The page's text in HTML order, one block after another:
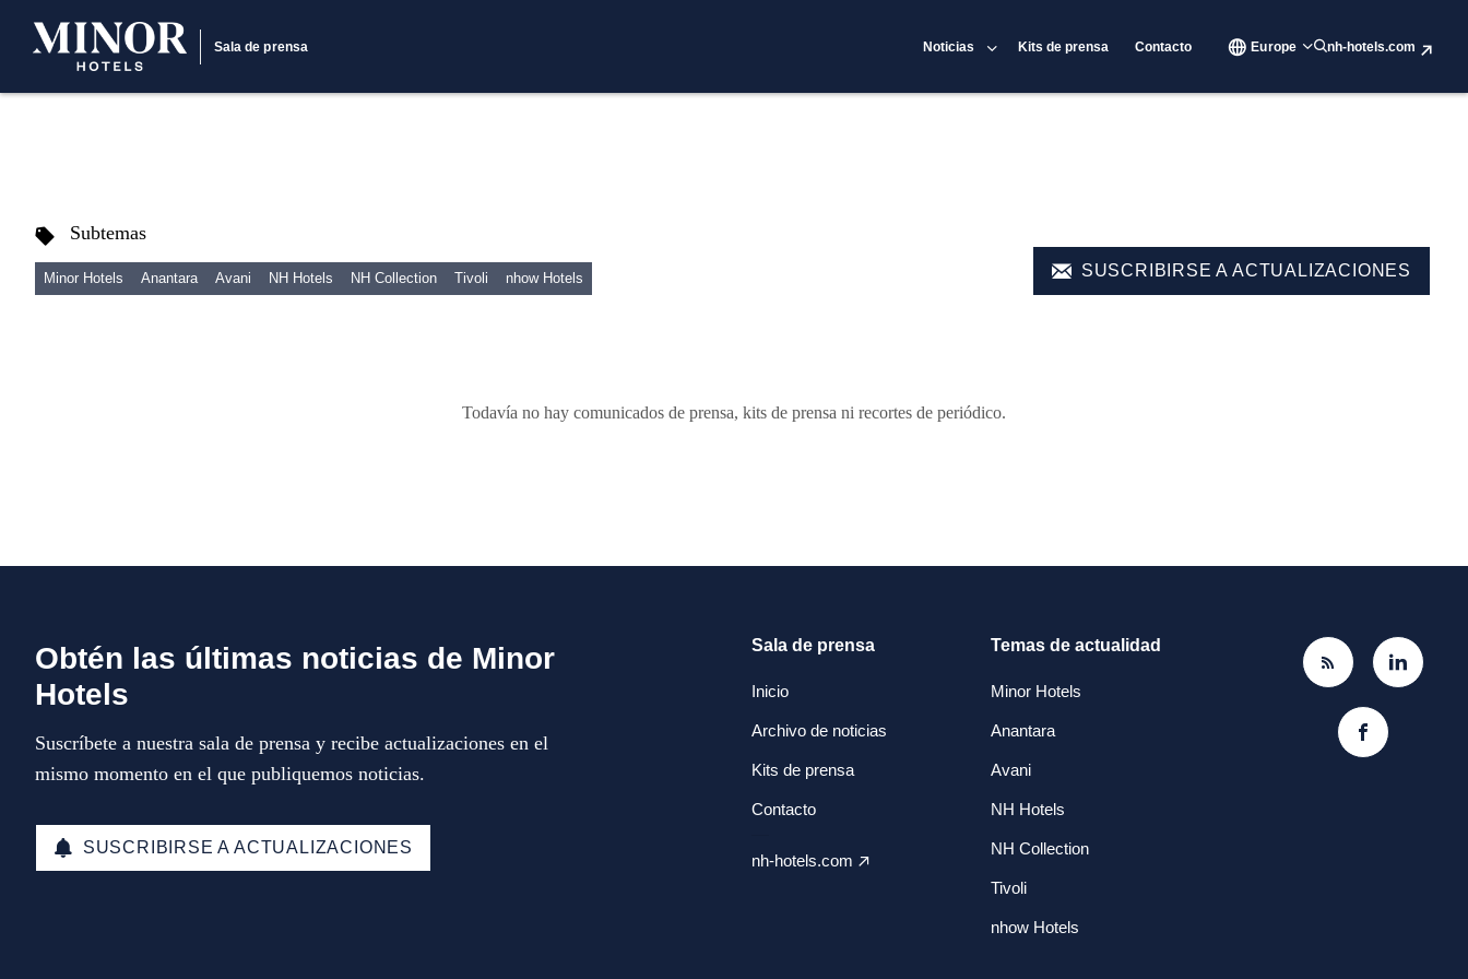
Sala de prensa Noticias Kits de prensa Contacto Europe nh-hotels.com
Subtemas
Minor Hotels Anantara Avani NH Hotels NH Collection Tivoli nhow Hotels SUSCRIBIRSE A ACTUALIZACIONES
Todavía no hay comunicados de prensa, kits de prensa ni recortes de periódico.
Obtén las últimas noticias de Minor
Hotels
Suscríbete a nuestra sala de prensa y recibe actualizaciones en el
mismo momento en el que publiquemos noticias.
SUSCRIBIRSE A ACTUALIZACIONES
Sala de prensa
Inicio
Archivo de noticias
Kits de prensa
Contacto
nh-hotels.com
Temas de actualidad
Minor Hotels
Anantara
Avani
NH Hotels
NH Collection
Tivoli
nhow Hotels